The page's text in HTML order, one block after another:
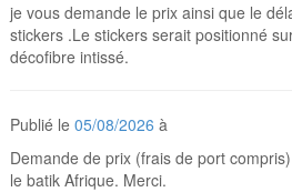
je vous demande le prix ainsi que le
stickers .Le stickers serait positionné
décofibre intissé.
Publié le05/08/2026 à
Demande de prix (frais de port
le batik Afrique. Merci.